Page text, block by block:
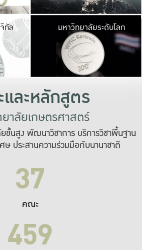
ทัล มหาวิ
เปลี่ยนแปลง แล
เพื่อทำง
ระบบสารสนเทศ
มหาวิทยาลัยระดับโลก
ละหลักสูตร
าลัยเกษตรศาสตร์
นสูง พัฒนาวิชาการ บริการวิชาพื้นฐาน
ษ ประสานความร่วมมือกับนานาชาติ
37
คณะ
459